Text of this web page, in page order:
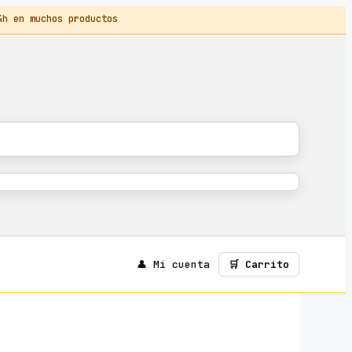
muchos productos
👤 Mi cuenta 🛒 Carrito